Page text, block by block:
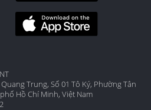
Trung, Số 01 Tô Ký, Phường Tân
Hồ Chí Minh, Việt Nam